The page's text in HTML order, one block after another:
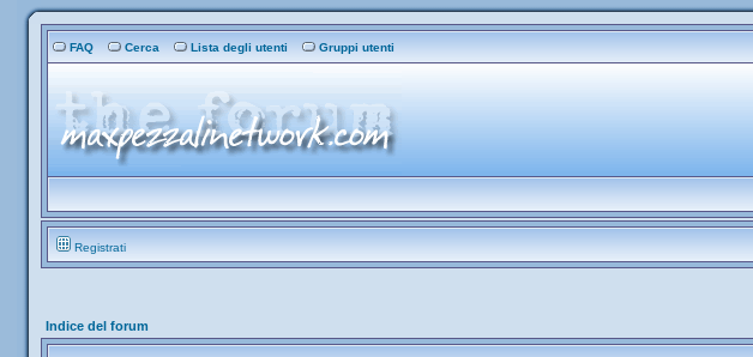
FAQ Cerca Lista degli utenti Gruppi utenti
Registrati
Indice del forum